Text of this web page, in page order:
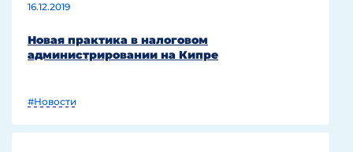
16.12.2019
Новая практика в налоговом
администрировании на Кипре
#Новости